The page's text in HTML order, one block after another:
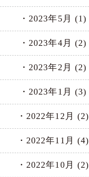
2023年5月 (1)
2023年4月 (2)
2023年2月 (2)
2023年1月 (3)
2022年12月 (2)
2022年11月 (4)
2022年10月 (2)